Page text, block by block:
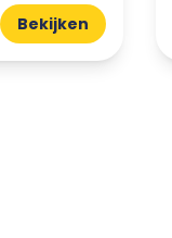
Bekijken